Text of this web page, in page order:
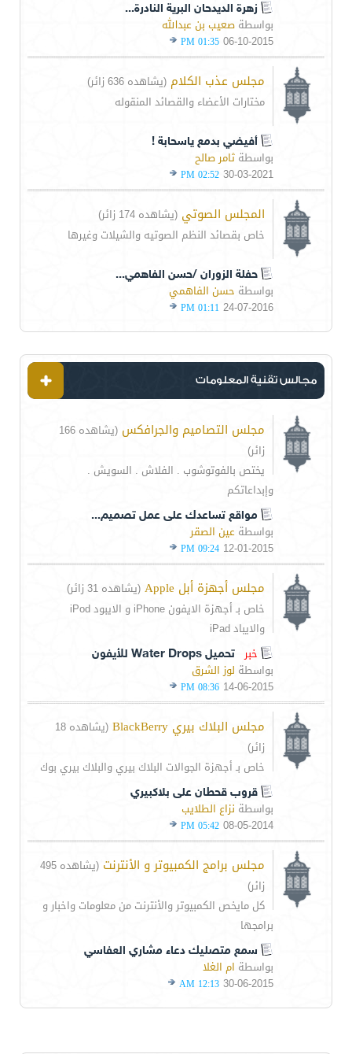
زهرة الديدحان البرية النادرة...
بواسطة صعيب بن عبدالله
06-10-2015
01:35 PM
مجلس عذب الكلام (يشاهده 636 زائر)
مختارات الأعضاء والقصائد المنقوله
أفيضي بدمع ياسحابة !
بواسطة ثامر صالح
30-03-2021
02:52 PM
المجلس الصوتي (يشاهده 174 زائر)
خاص بقصائد النظم الصوتيه والشيلات وغيرها
حفلة الزوران /حسن الفاهمي...
بواسطة حسن الفاهمي
24-07-2016
01:11 PM
مجالس تقنية المعلومات
مجلس التصاميم والجرافكس
(يشاهده 166
زائر)
يختص بالفوتوشوب . الفلاش . السويش .
وإبداعاتكم
مواقع تساعدك على عمل تصميم...
بواسطة عين الصقر
12-01-2015
09:24 PM
مجلس أجهزة أبل Apple
(يشاهده 31 زائر)
خاص بـ أجهزة الايفون iPhone و الايبود iPod
والايباد iPad
خبر
تحميل Water Drops للأيفون
بواسطة لوز الشرق
14-06-2015
08:36 PM
مجلس البلاك بيري BlackBerry
(يشاهده 18
زائر)
خاص بـ أجهزة الجوالات البلاك بيري والبلاك بيري بوك
قروب قحطان على بلاكبيري
بواسطة نزاع الطلايب
08-05-2014
05:42 PM
مجلس برامج الكمبيوتر و الأنترنت
(يشاهده 495
زائر)
كل مايخص الكمبيوتر والأنترنت من معلومات واخبار و
برامجها
سمع متصليك دعاء مشاري العفاسي
بواسطة ام الغلا
30-06-2015
12:13 AM